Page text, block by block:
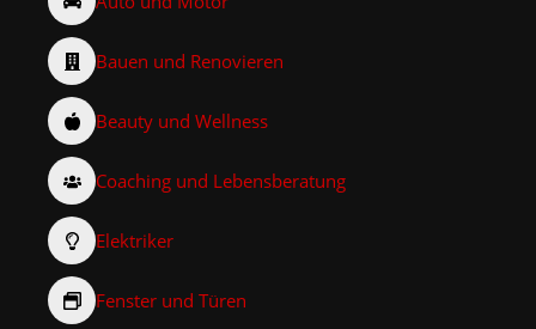
Bauen und Renovieren
Beauty und Wellness
Coaching und Lebensberatung
Elektriker
Fenster und Türen